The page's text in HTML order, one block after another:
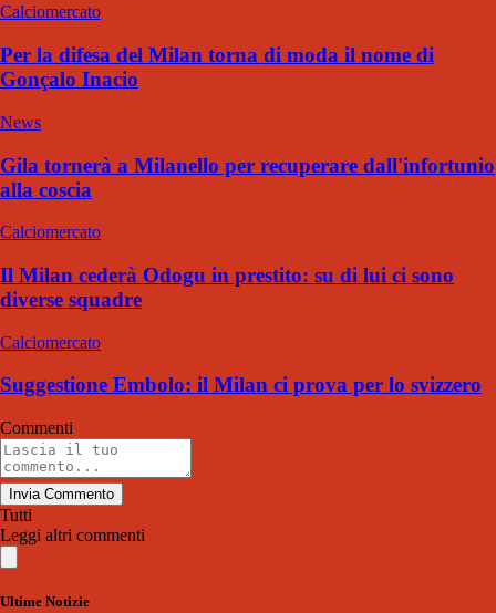
Calciomercato
Per la difesa del Milan torna di moda il nome di
Gonçalo Inacio
News
Gila tornerà a Milanello per recuperare dall'infortunio
alla coscia
Calciomercato
Il Milan cederà Odogu in prestito: su di lui ci sono
diverse squadre
Calciomercato
Suggestione Embolo: il Milan ci prova per lo svizzero
Commenti
Invia Commento
Tutti
Leggi altri commenti
Ultime Notizie